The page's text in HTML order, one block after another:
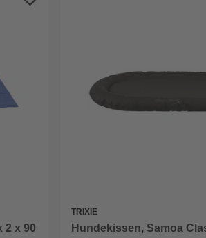
2 x 90
TRIXIE
Hundekissen, Samoa